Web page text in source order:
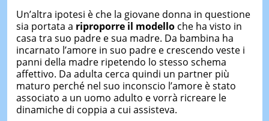
Un’altra ipotesi è che la giovane donna in questione
sia portata a riproporre il modelloche ha visto in
casa tra suo padre e sua madre. Da bambina ha
incarnato l’amore in suo padre e crescendo veste i
panni della madre ripetendo lo stesso schema
affettivo. Da adulta cerca quindi un partner più
maturo perché nel suo inconscio l’amore è stato
associato a un uomo adulto e vorrà ricreare le
dinamiche di coppia a cui assisteva.